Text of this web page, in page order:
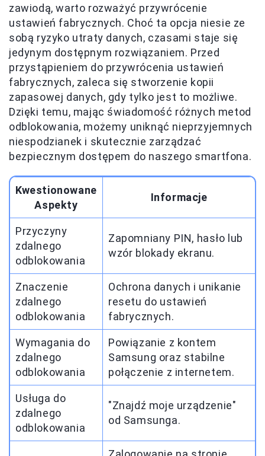
zawiodą, warto rozważyć przywrócenie
ustawień fabrycznych. Choć ta opcja niesie ze
sobą ryzyko utraty danych, czasami staje się
jedynym dostępnym rozwiązaniem. Przed
przystąpieniem do przywrócenia ustawień
fabrycznych, zaleca się stworzenie kopii
zapasowej danych, gdy tylko jest to możliwe.
Dzięki temu, mając świadomość różnych metod
odblokowania, możemy uniknąć nieprzyjemnych
niespodzianek i skutecznie zarządzać
bezpiecznym dostępem do naszego smartfona.
Kwestionowane
Aspekty
Informacje
Przyczyny
zdalnego
odblokowania
Zapomniany PIN, hasło lub
wzór blokady ekranu.
Znaczenie
zdalnego
odblokowania
Ochrona danych i unikanie
resetu do ustawień
fabrycznych.
Wymagania do
zdalnego
odblokowania
Powiązanie z kontem
Samsung oraz stabilne
połączenie z internetem.
Usługa do
zdalnego
odblokowania
"Znajdź moje urządzenie"
od Samsunga.